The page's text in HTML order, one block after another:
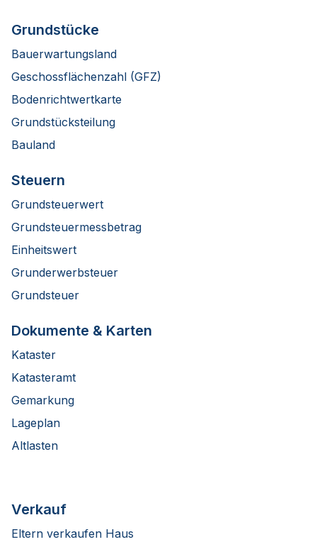
Grundstücke
Bauerwartungsland
Geschossflächenzahl (GFZ)
Bodenrichtwertkarte
Grundstücksteilung
Bauland
Steuern
Grundsteuerwert
Grundsteuermessbetrag
Einheitswert
Grunderwerbsteuer
Grundsteuer
Dokumente & Karten
Kataster
Katasteramt
Gemarkung
Lageplan
Altlasten
Verkauf
Eltern verkaufen Haus